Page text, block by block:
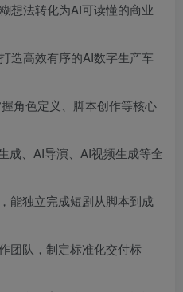
想法转化为AI可读懂的商业
造高效有序的AI数字生产车
角色定义、脚本创作等核心
成、AI导演、AI视频生成等全
能独立完成短剧从脚本到成
团队，制定标准化交付标